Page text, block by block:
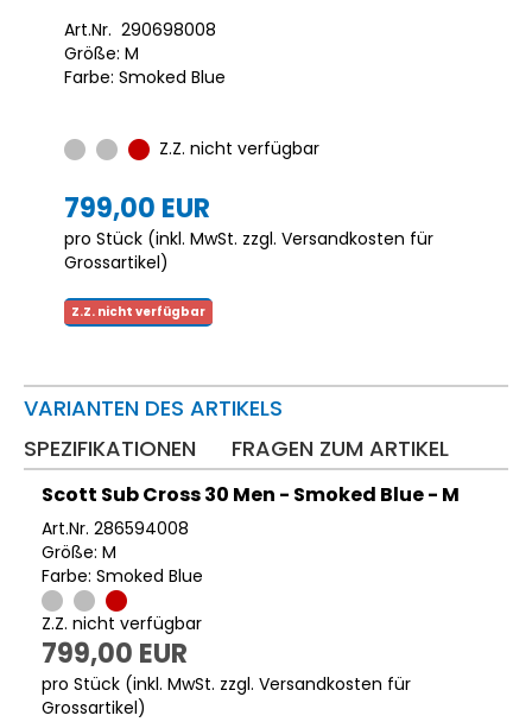
Art.Nr. 290698008
Größe: M
Farbe: Smoked Blue
Z.Z. nicht verfügbar
799,00 EUR
pro Stück (inkl. MwSt. zzgl. Versandkosten für
Grossartikel)
Z.Z. nicht verfügbar
VARIANTEN DES ARTIKELS
SPEZIFIKATIONEN
FRAGEN ZUM ARTIKEL
Scott Sub Cross 30 Men - Smoked Blue - M
Art.Nr. 286594008
Größe: M
Farbe: Smoked Blue
Z.Z. nicht verfügbar
799,00 EUR
pro Stück (inkl. MwSt. zzgl. Versandkosten für
Grossartikel)